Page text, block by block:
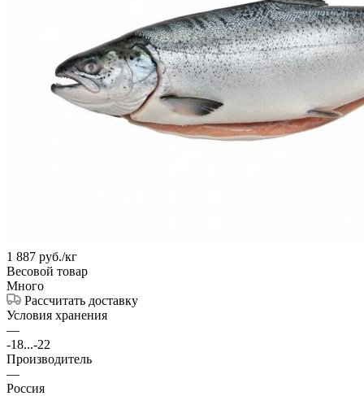
1 887 руб./кг
Весовой товар
Много
Рассчитать доставку
Условия хранения
—
-18...-22
Производитель
—
Россия